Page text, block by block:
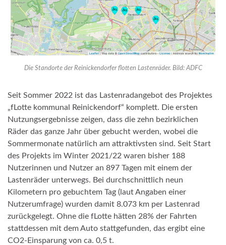
Die Standorte der Reinickendorfer flotten Lastenräder. Bild: ADFC
Seit Sommer 2022 ist das Lastenradangebot des Projektes
„fLotte kommunal Reinickendorf“ komplett. Die ersten
Nutzungsergebnisse zeigen, dass die zehn bezirklichen
Räder das ganze Jahr über gebucht werden, wobei die
Sommermonate natürlich am attraktivsten sind. Seit Start
des Projekts im Winter 2021/22 waren bisher 188
Nutzerinnen und Nutzer an 897 Tagen mit einem der
Lastenräder unterwegs. Bei durchschnittlich neun
Kilometern pro gebuchtem Tag (laut Angaben einer
Nutzerumfrage) wurden damit 8.073 km per Lastenrad
zurückgelegt. Ohne die fLotte hätten 28% der Fahrten
stattdessen mit dem Auto stattgefunden, das ergibt eine
CO2-Einsparung von ca. 0,5 t.